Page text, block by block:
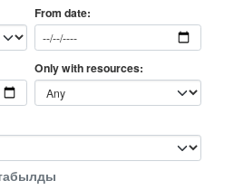
From date
Only with resources